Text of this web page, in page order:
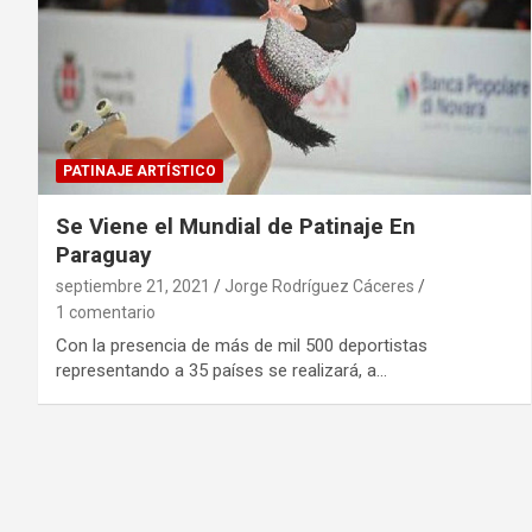
PATINAJE ARTÍSTICO
Se Viene el Mundial de Patinaje En
Paraguay
septiembre 21, 2021
Jorge Rodríguez Cáceres
1 comentario
Con la presencia de más de mil 500 deportistas
representando a 35 países se realizará, a…